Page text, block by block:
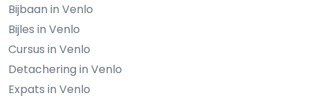
Bijbaan in Venlo
Bijles in Venlo
Cursus in Venlo
Detachering in Venlo
Expats in Venlo